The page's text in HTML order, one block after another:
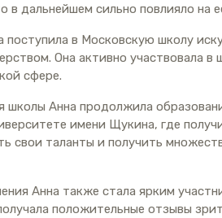
в дальнейшем сильно повлияло на
поступила в Московскую школу
Она активно участвовала в
сфере.
школы Анна продолжила
имени Щукина, где
свои таланты и получить
Анна также стала ярким
положительные отзывы